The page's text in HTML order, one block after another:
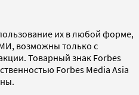
их в любой форме,
возможны только с
Товарный знак Forbes
Forbes Media Asia